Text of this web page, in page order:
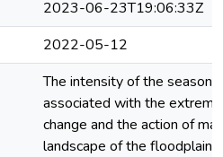
2023-06-23T19:06:33Z
2022-05-12
The intensity of the
associated with the
change and the action of
landscape of the floodplain